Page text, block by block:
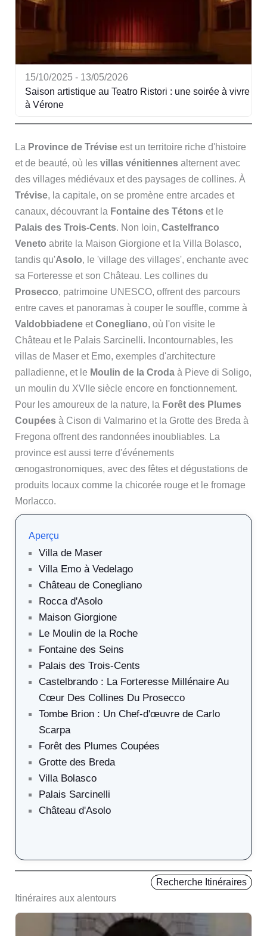
15/10/2025 - 13/05/2026
Saison artistique au Teatro Ristori : une soirée à vivre
à Vérone
La Province de Tréviseest un territoire riche d'histoire
et de beauté, où les villas vénitiennesalternent avec
des villages médiévaux et des paysages de collines. À
Trévise, la capitale, on se promène entre arcades et
canaux, découvrant la Fontaine des Tétonset le
Palais des Trois-Cents. Non loin, Castelfranco
Veneto abrite la Maison Giorgione et la Villa Bolasco,
tandis qu'Asolo, le 'village des villages', enchante avec
sa Forteresse et son Château. Les collines du
Prosecco, patrimoine UNESCO, offrent des parcours
entre caves et panoramas à couper le souffle, comme à
ValdobbiadeneetConegliano, où l'on visite le
Château et le Palais Sarcinelli. Incontournables, les
villas de Maser et Emo, exemples d'architecture
palladienne, et le Moulin de la Crodaà Pieve di Soligo,
un moulin du XVIIe siècle encore en fonctionnement.
Pour les amoureux de la nature, la Forêt des Plumes
Coupéesà Cison di Valmarino et la Grotte des Breda à
Fregona offrent des randonnées inoubliables. La
province est aussi terre d'événements
œnogastronomiques, avec des fêtes et dégustations de
produits locaux comme la chicorée rouge et le fromage
Morlacco.
Aperçu
Villa de Maser
Villa Emo à Vedelago
Château de Conegliano
Rocca d'Asolo
Maison Giorgione
Le Moulin de la Roche
Fontaine des Seins
Palais des Trois-Cents
Castelbrando : La Forteresse Millénaire Au
Cœur Des Collines Du Prosecco
Tombe Brion : Un Chef-d'œuvre de Carlo
Scarpa
Forêt des Plumes Coupées
Grotte des Breda
Villa Bolasco
Palais Sarcinelli
Château d'Asolo
Itinéraires aux alentours
Recherche Itinéraires